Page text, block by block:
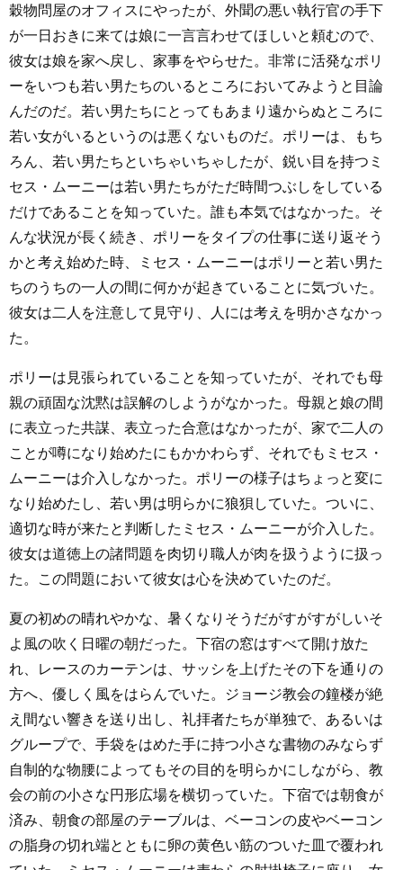
穀物問屋のオフィスにやったが、外聞の悪い執行官の手下
が一日おきに来ては娘に一言言わせてほしいと頼むので、
彼女は娘を家へ戻し、家事をやらせた。非常に活発なポリ
ーをいつも若い男たちのいるところにおいてみようと目論
んだのだ。若い男たちにとってもあまり遠からぬところに
若い女がいるというのは悪くないものだ。ポリーは、もち
ろん、若い男たちといちゃいちゃしたが、鋭い目を持つミ
セス・ムーニーは若い男たちがただ時間つぶしをしている
だけであることを知っていた。誰も本気ではなかった。そ
んな状況が長く続き、ポリーをタイプの仕事に送り返そう
かと考え始めた時、ミセス・ムーニーはポリーと若い男た
ちのうちの一人の間に何かが起きていることに気づいた。
彼女は二人を注意して見守り、人には考えを明かさなかっ
た。
ポリーは見張られていることを知っていたが、それでも母
親の頑固な沈黙は誤解のしようがなかった。母親と娘の間
に表立った共謀、表立った合意はなかったが、家で二人の
ことが噂になり始めたにもかかわらず、それでもミセス・
ムーニーは介入しなかった。ポリーの様子はちょっと変に
なり始めたし、若い男は明らかに狼狽していた。ついに、
適切な時が来たと判断したミセス・ムーニーが介入した。
彼女は道徳上の諸問題を肉切り職人が肉を扱うように扱っ
た。この問題において彼女は心を決めていたのだ。
夏の初めの晴れやかな、暑くなりそうだがすがすがしいそ
よ風の吹く日曜の朝だった。下宿の窓はすべて開け放た
れ、レースのカーテンは、サッシを上げたその下を通りの
方へ、優しく風をはらんでいた。ジョージ教会の鐘楼が絶
え間ない響きを送り出し、礼拝者たちが単独で、あるいは
グループで、手袋をはめた手に持つ小さな書物のみならず
自制的な物腰によってもその目的を明らかにしながら、教
会の前の小さな円形広場を横切っていた。下宿では朝食が
済み、朝食の部屋のテーブルは、ベーコンの皮やベーコン
の脂身の切れ端とともに卵の黄色い筋のついた皿で覆われ